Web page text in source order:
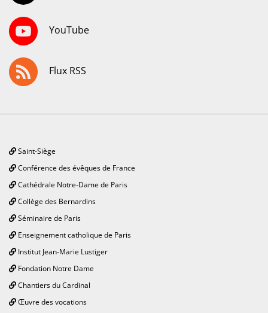
YouTube
Flux RSS
Saint-Siège
Conférence des évêques de France
Cathédrale Notre-Dame de Paris
Collège des Bernardins
Séminaire de Paris
Enseignement catholique de Paris
Institut Jean-Marie Lustiger
Fondation Notre Dame
Chantiers du Cardinal
Œuvre des vocations